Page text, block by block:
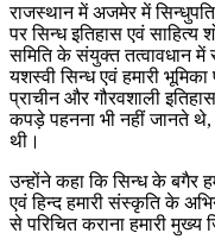
राजस्थान में अजमेर में
पर सिन्ध इतिहास एवं
समिति के संयुक्त तत्वावधान में
यशस्वी सिन्ध एवं हमारी
प्राचीन और गौरवशाली
कपड़े पहनना भी नहीं जानते
थी।
उन्होंने कहा कि सिन्ध के बगैर
एवं हिन्द हमारी संस्कृति के
से परिचित कराना हमारी मुख्य